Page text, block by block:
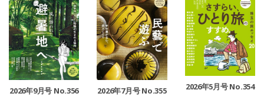
2026年9月号 No.356 2026年7月号 No.355 2026年5月号 No.354